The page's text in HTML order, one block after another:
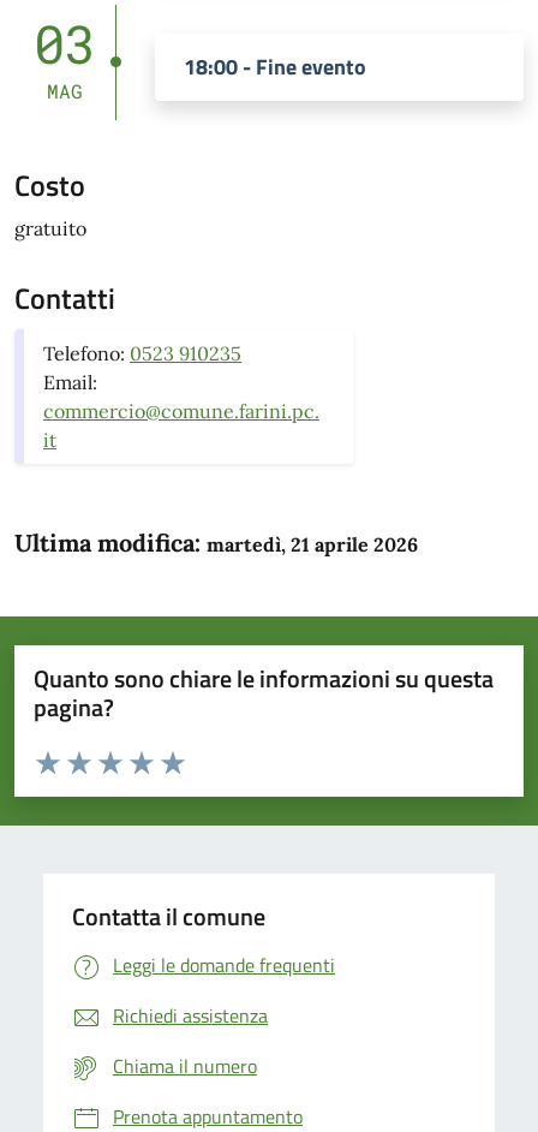
03
MAG
18:00 - Fine evento
Costo
gratuito
Contatti
Telefono: 0523 910235
Email:
commercio@comune.farini.pc.
it
Ultima modifica: martedì, 21 aprile 2026
Quanto sono chiare le informazioni su questa
pagina?
Domanda
Valuta da 1 a 5 stelle la pagina
Valuta 5 stelle su 5
Valuta 4 stelle su 5
Valuta 3 stelle su 5
Valuta 2 stelle su 5
Valuta 1 stelle su 5
Contatta il comune
Leggi le domande frequenti
Richiedi assistenza
Chiama il numero
Prenota appuntamento